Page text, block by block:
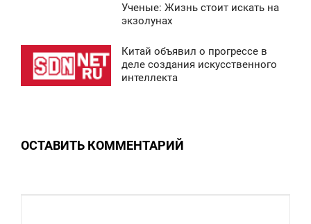
Ученые: Жизнь стоит искать на
экзолунах
Китай объявил о прогрессе в
деле создания искусственного
интеллекта
ОСТАВИТЬ КОММЕНТАРИЙ